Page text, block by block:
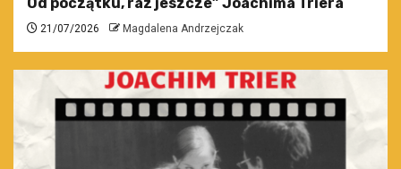
Od początku, raz jeszcze” Joachima Triera
21/07/2026 Magdalena Andrzejczak